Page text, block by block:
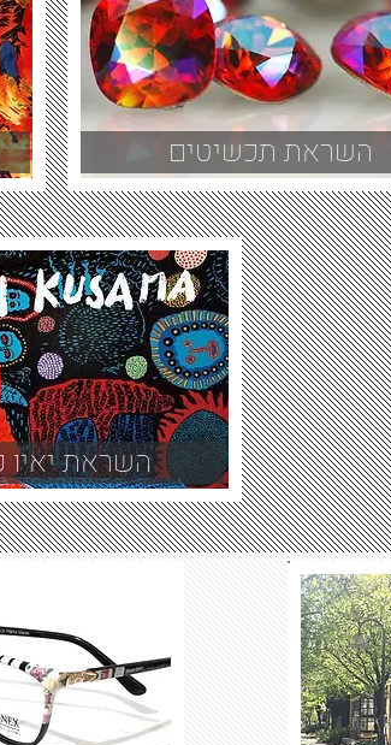
השראת תכשיטים
השראת יאיו